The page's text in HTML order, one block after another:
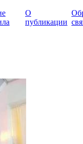
О
публикации